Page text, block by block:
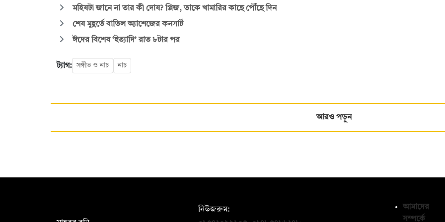
মহিষটা জানে না তার কী দোষ? প্লিজ, তাকে খামারির কাছে পৌঁছে দিন
শেষ মুহূর্তে বাতিল অ্যাশেজের কনসার্ট
ঈদের বিশেষ ‘ইত্যাদি’ রাত ৮টার পর
ট্যাগ: সঙ্গীত ও নাচ নাচ
আরও পড়ুন
নিউজরুম:
আমাদের
সম্পর্কে